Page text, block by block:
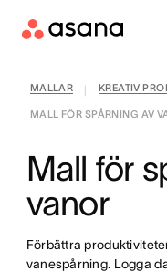
MALLAR KREATIV
MALL FÖR SPÅRNING AV
Mall för
vanor
Förbättra
vanespårning. Logga